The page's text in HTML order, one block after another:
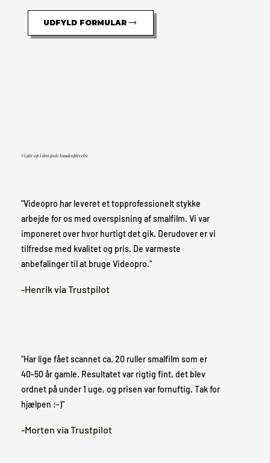
Vi går op i den gode kundeoplevelse
"Videopro har leveret et topprofessionelt stykke
arbejde for os med overspisning af smalfilm. Vi var
imponeret over hvor hurtigt det gik. Derudover er vi
tilfredse med kvalitet og pris. De varmeste
anbefalinger til at bruge Videopro."
-Henrik via Trustpilot
"Har lige fået scannet ca. 20 ruller smalfilm som er
40-50 år gamle. Resultatet var rigtig fint, det blev
ordnet på under 1 uge, og prisen var fornuftig. Tak for
hjælpen :-)"
-Morten via Trustpilot
UDFYLD FORMULAR